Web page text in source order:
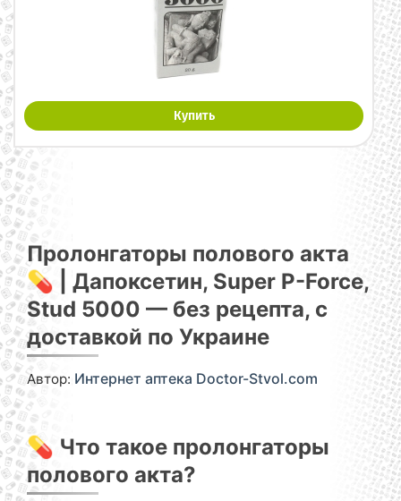
Купить
Пролонгаторы полового акта
💊 | Дапоксетин, Super P-Force,
Stud 5000 — без рецепта, с
доставкой по Украине
Автор: Интернет аптека Doctor-Stvol.com
💊 Что такое пролонгаторы
полового акта?